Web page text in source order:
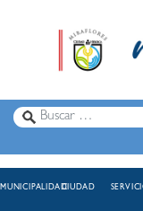
MUNICIPALIDADCIUDAD